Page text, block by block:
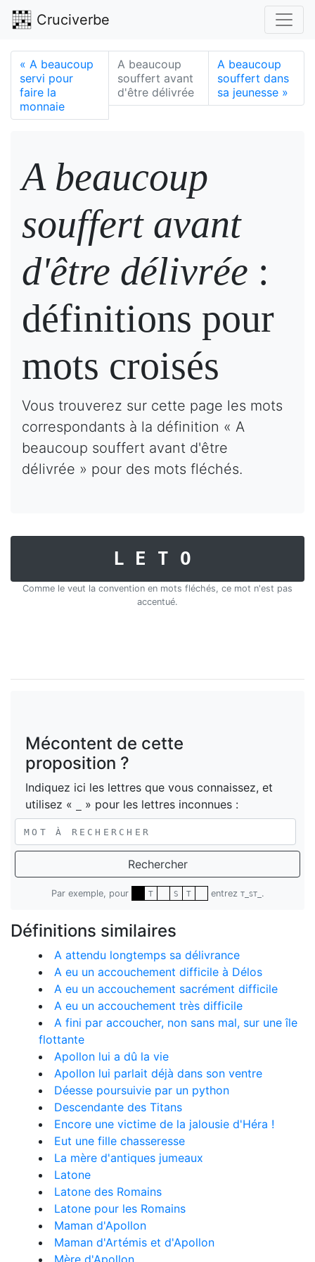
Cruciverbe
« A beaucoup
servi pour
faire la
monnaie
A beaucoup
souffert avant
d'être délivrée
A beaucoup
souffert dans
sa jeunesse »
A beaucoup
souffert avant
d'être délivrée :
définitions pour
mots croisés
Vous trouverez sur cette page les mots
correspondants à la définition « A
beaucoup souffert avant d'être
délivrée » pour des mots fléchés.
LETO
Comme le veut la convention en mots fléchés, ce mot n'est pas
accentué.
Mécontent de cette
proposition ?
Indiquez ici les lettres que vous connaissez, et
utilisez «
» pour les lettres inconnues :
Rechercher
Par exemple, pour T S T entrez T_ST_ .
Définitions similaires
A attendu longtemps sa délivrance
A eu un accouchement difficile à Délos
A eu un accouchement sacrément difficile
A eu un accouchement très difficile
A fini par accoucher, non sans mal, sur une île
flottante
Apollon lui a dû la vie
Apollon lui parlait déjà dans son ventre
Déesse poursuivie par un python
Descendante des Titans
Encore une victime de la jalousie d'Héra !
Eut une fille chasseresse
La mère d'antiques jumeaux
Latone
Latone des Romains
Latone pour les Romains
Maman d'Apollon
Maman d'Artémis et d'Apollon
Mère d'Apollon